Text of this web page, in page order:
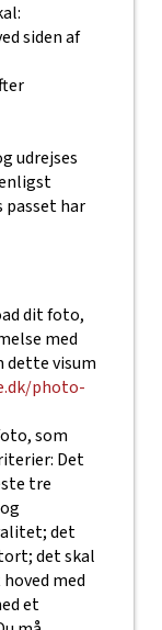
siden af
udrejses
passet har
dit foto,
med
dette visum
photo-
som
Det
tre
det
det skal
med
et